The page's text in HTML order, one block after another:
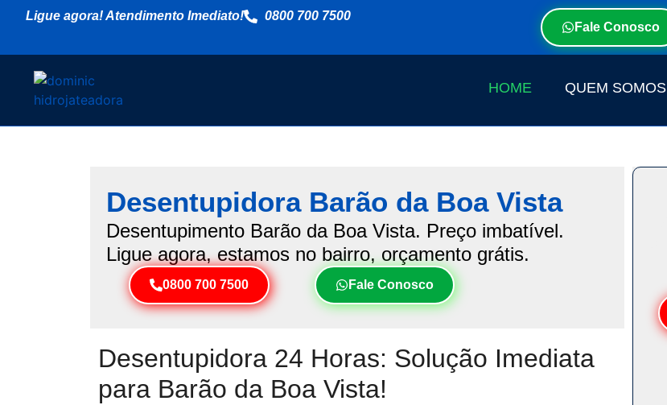
Ligue agora! Atendimento Imediato!
0800 700 7500
Fale Conosco
HOME QUEM SOMOS
Desentupidora Barão da Boa Vista
Desentupimento Barão da Boa Vista. Preço imbatível.
Ligue agora, estamos no bairro, orçamento grátis.
0800 700 7500 Fale Conosco
Desentupidora 24 Horas: Solução Imediata
para Barão da Boa Vista!